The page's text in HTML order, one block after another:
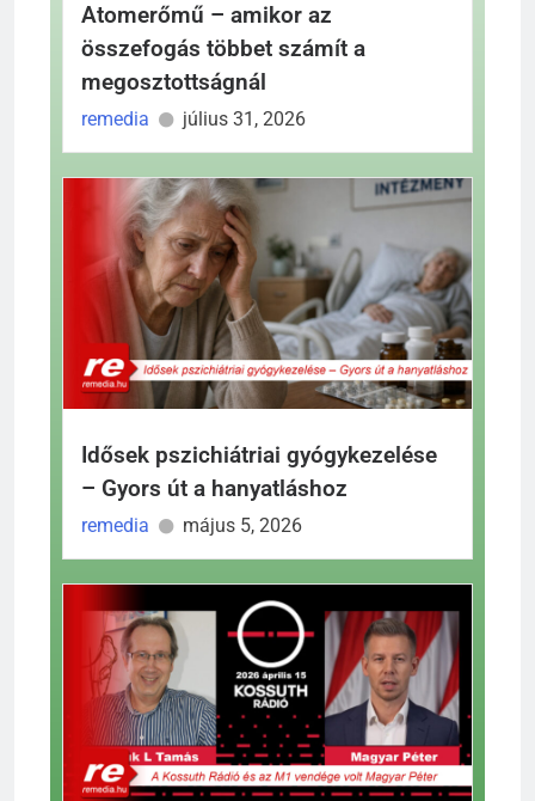
Atomerőmű – amikor az
összefogás többet számít a
megosztottságnál
remedia július 31, 2026
Idősek pszichiátriai gyógykezelése
– Gyors út a hanyatláshoz
remedia május 5, 2026